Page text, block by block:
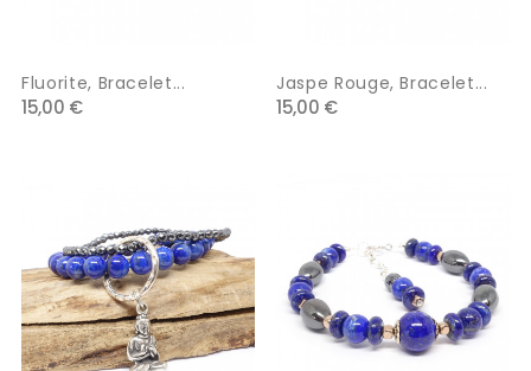
Fluorite, Bracelet...
15,00 €
Jaspe Rouge, Bracelet...
15,00 €